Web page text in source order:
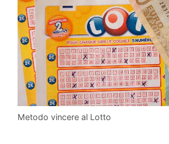
Metodo vincere al Lotto